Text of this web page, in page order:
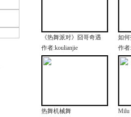
《热舞派对》囧哥奇遇
作者:koulianjie
如
作
热舞机械舞
Milu